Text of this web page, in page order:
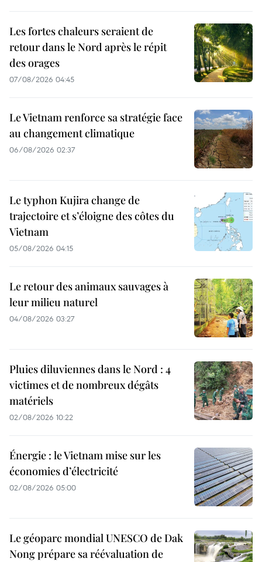
Les fortes chaleurs seraient de
retour dans le Nord après le répit
des orages
07/08/2026 04:45
Le Vietnam renforce sa stratégie face
au changement climatique
06/08/2026 02:37
Le typhon Kujira change de
trajectoire et s’éloigne des côtes du
Vietnam
05/08/2026 04:15
Le retour des animaux sauvages à
leur milieu naturel
04/08/2026 03:27
Pluies diluviennes dans le Nord : 4
victimes et de nombreux dégâts
matériels
02/08/2026 10:22
Énergie : le Vietnam mise sur les
économies d’électricité
02/08/2026 05:00
Le géoparc mondial UNESCO de Dak
Nong prépare sa réévaluation de